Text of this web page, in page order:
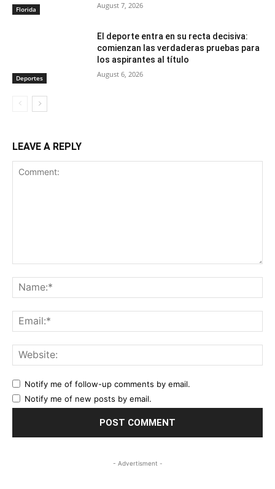
Florida August 7, 2026
Deportes
El deporte entra en su recta decisiva:
comienzan las verdaderas pruebas para
los aspirantes al título
August 6, 2026
LEAVE A REPLY
Notify me of follow-up comments by email.
Notify me of new posts by email.
- Advertisment -